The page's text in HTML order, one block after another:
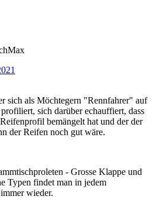
sich als Möchtegern "Rennfahrer" auf
sich darüber echauffiert, dass
bemängelt hat und der der
der Reifen noch gut wäre.
- Grosse Klappe und
Typen findet man in jedem
wieder.